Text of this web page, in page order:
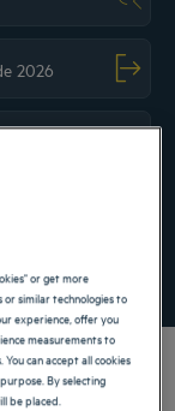
or get more
or similar technologies to
experience, offer you
measurements to
can accept all cookies
By selecting
be placed.